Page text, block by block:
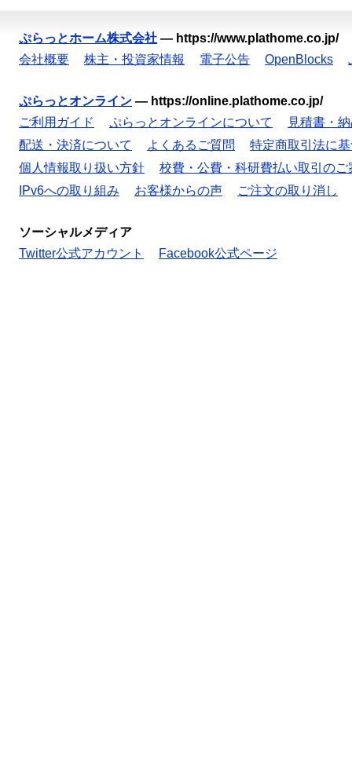
ぷらっとホーム株式会社 — https://www.plathome.co.jp/
会社概要
株主・投資家情報 電子公告 OpenBlocks
ぷらっとオンライン — https://online.plathome.co.jp/
ご利用ガイド
ぷらっとオンラインについて
見積書・
配送・決済について
よくあるご質問
特定商取引法に
個人情報取り扱い方針
校費・公費・科研費払い取引のご
IPv6への取り組み
お客様からの声 ご注文の取り消し
ソーシャルメディア
Twitter公式アカウント
Facebook公式ページ